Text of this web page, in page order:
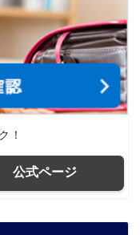
！
公式ページ